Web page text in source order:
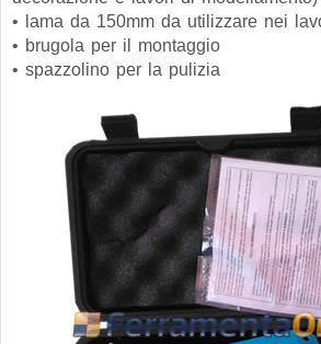
• lama da 150mm da utilizzare nei
• brugola per il montaggio
• spazzolino per la pulizia